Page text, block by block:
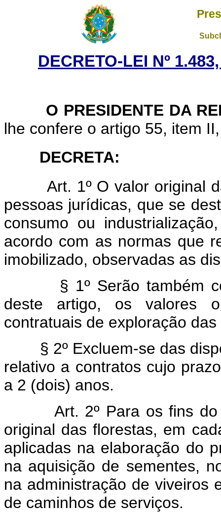
DECRETO-LEI Nº
O PRESIDENTE DA
lhe confere o artigo 55, item
DECRETA:
Art. 1º O valor original
pessoas jurídicas, que se
consumo ou
acordo com as normas que
imobilizado, observadas as
§ 1º Serão também
deste artigo, os valores
contratuais de exploração
§ 2º Excluem-se das
relativo a contratos cujo
a 2 (dois) anos.
Art. 2º Para os fins
original das florestas, em
aplicadas na elaboração do
na aquisição de sementes,
na administração de viveiros
de caminhos de serviços.